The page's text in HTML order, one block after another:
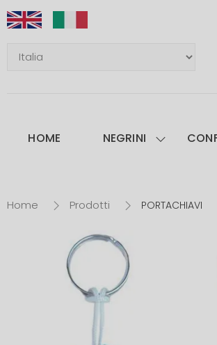
HOME NEGRINI
Home Prodotti PORTACHIAVI